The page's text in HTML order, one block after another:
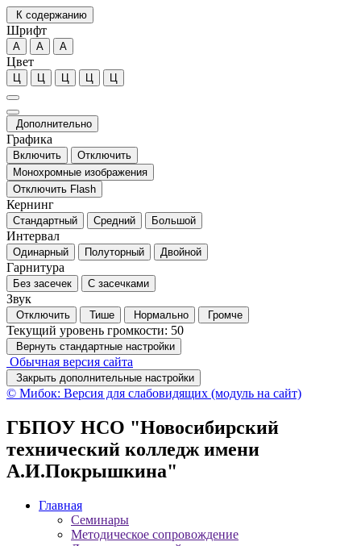
К содержанию
Шрифт
А А А
Цвет
Ц Ц Ц Ц Ц
Дополнительно
Графика
Включить
Отключить
Монохромные изображения
Отключить Flash
Кернинг
Стандартный Средний Большой
Интервал
Одинарный Полуторный Двойной
Гарнитура
Без засечек С засечками
Звук
Отключить Тише Нормально Громче
Текущий уровень громкости: 50
Вернуть стандартные настройки
Обычная версия сайта
Закрыть дополнительные настройки
© Мибок: Версия для слабовидящих (модуль на сайт)
ГБПОУ НСО "Новосибирский
технический колледж имени
А.И.Покрышкина"
Главная
Семинары
Методическое сопровождение